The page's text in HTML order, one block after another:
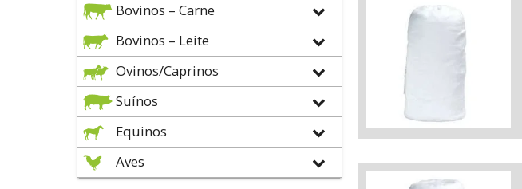
Bovinos – Carne
Bovinos – Leite
Ovinos/Caprinos
Suínos
Equinos
Aves